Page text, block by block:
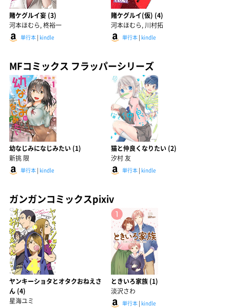
賭ケグルイ妄 (3)
河本ほむら, 柊裕一
単行本 | kindle
賭ケグルイ(仮) (4)
河本ほむら, 川村拓
単行本| kindle
MFコミックス フラッパーシリーズ
幼なじみになじみたい (1)
新挑 限
単行本 | kindle
猫と仲良くなりたい (2)
汐村 友
単行本| kindle
ガンガンコミックスpixiv
ヤンキーショタとオタクおねえさ
ん (4)
星海ユミ
ときいろ家族 (1)
淡沢さわ
単行本| kindle